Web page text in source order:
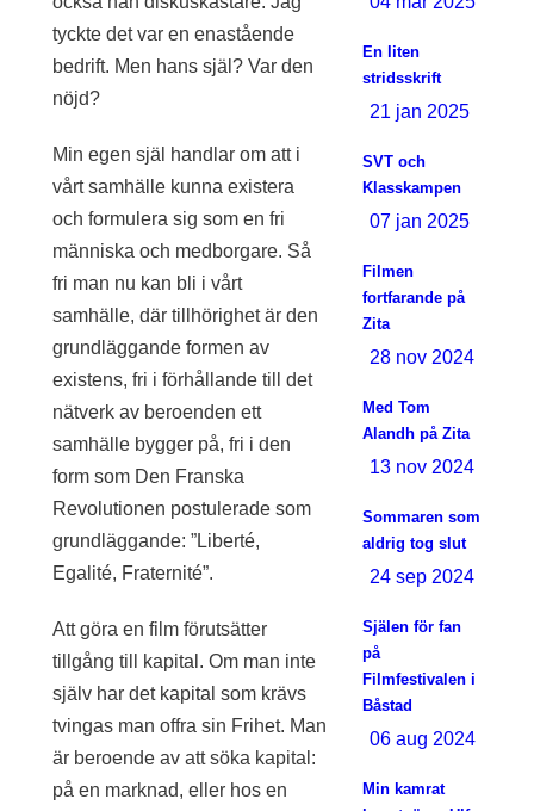
tyckte det var en enastående
bedrift. Men hans själ? Var den
nöjd?
Min egen själ handlar om att i
vårt samhälle kunna existera
och formulera sig som en fri
människa och medborgare. Så
fri man nu kan bli i vårt
samhälle, där tillhörighet är den
grundläggande formen av
existens, fri i förhållande till det
nätverk av beroenden ett
samhälle bygger på, fri i den
form som Den Franska
Revolutionen postulerade som
grundläggande: ”Liberté,
Egalité, Fraternité”.
Att göra en film förutsätter
tillgång till kapital. Om man inte
själv har det kapital som krävs
tvingas man offra sin Frihet. Man
är beroende av att söka kapital:
på en marknad, eller hos en
En liten
stridsskrift
21 jan 2025
SVT och
Klasskampen
07 jan 2025
Filmen
fortfarande på
Zita
28 nov 2024
Med Tom
Alandh på Zita
13 nov 2024
Sommaren som
aldrig tog slut
24 sep 2024
Själen för fan
på
Filmfestivalen i
Båstad
06 aug 2024
Min kamrat